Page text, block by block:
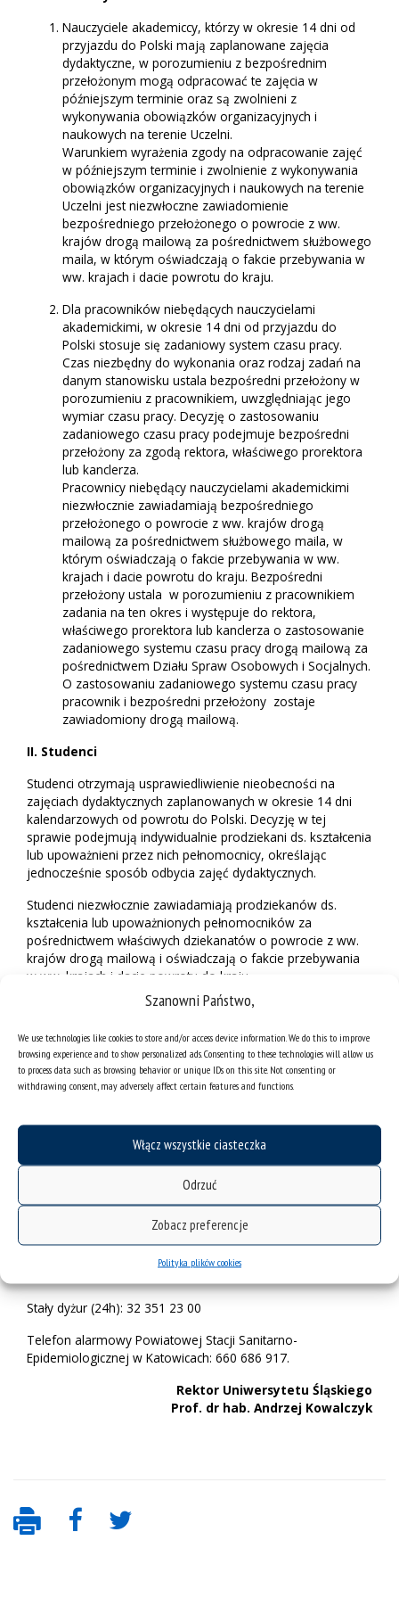
Szanowni Państwo,
We use technologies like cookies to store and/or access device information. We do this to improve
browsing experience and to show personalized ads. Consenting to these technologies will allow us
to process data such as browsing behavior or unique IDs on this site. Not consenting or
withdrawing consent, may adversely affect certain features and functions.
Włącz wszystkie ciasteczka
Odrzuć
Zobacz preferencje
Polityka plików cookies
Nauczyciele akademiccy, którzy w okresie 14 dni od
przyjazdu do Polski mają zaplanowane zajęcia
dydaktyczne, w porozumieniu z bezpośrednim
przełożonym mogą odpracować te zajęcia w
późniejszym terminie oraz są zwolnieni z
wykonywania obowiązków organizacyjnych i
naukowych na terenie Uczelni.
Warunkiem wyrażenia zgody na odpracowanie zajęć
w późniejszym terminie i zwolnienie z wykonywania
obowiązków organizacyjnych i naukowych na terenie
Uczelni jest niezwłoczne zawiadomienie
bezpośredniego przełożonego o powrocie z ww.
krajów drogą mailową za pośrednictwem służbowego
maila, w którym oświadczają o fakcie przebywania w
ww. krajach i dacie powrotu do kraju.
Dla pracowników niebędących nauczycielami
akademickimi, w okresie 14 dni od przyjazdu do
Polski stosuje się zadaniowy system czasu pracy.
Czas niezbędny do wykonania oraz rodzaj zadań na
danym stanowisku ustala bezpośredni przełożony w
porozumieniu z pracownikiem, uwzględniając jego
wymiar czasu pracy. Decyzję o zastosowaniu
zadaniowego czasu pracy podejmuje bezpośredni
przełożony za zgodą rektora, właściwego prorektora
lub kanclerza.
Pracownicy niebędący nauczycielami akademickimi
niezwłocznie zawiadamiają bezpośredniego
przełożonego o powrocie z ww. krajów drogą
mailową za pośrednictwem służbowego maila, w
którym oświadczają o fakcie przebywania w ww.
krajach i dacie powrotu do kraju. Bezpośredni
przełożony ustala w porozumieniu z pracownikiem
zadania na ten okres i występuje do rektora,
właściwego prorektora lub kanclerza o zastosowanie
zadaniowego systemu czasu pracy drogą mailową za
pośrednictwem Działu Spraw Osobowych i Socjalnych.
O zastosowaniu zadaniowego systemu czasu pracy
pracownik i bezpośredni przełożony zostaje
zawiadomiony drogą mailową.
II. Studenci
Studenci otrzymają usprawiedliwienie nieobecności na
zajęciach dydaktycznych zaplanowanych w okresie 14 dni
kalendarzowych od powrotu do Polski. Decyzję w tej
sprawie podejmują indywidualnie prodziekani ds. kształcenia
lub upoważnieni przez nich pełnomocnicy, określając
jednocześnie sposób odbycia zajęć dydaktycznych.
Studenci niezwłocznie zawiadamiają prodziekanów ds.
kształcenia lub upoważnionych pełnomocników za
pośrednictwem właściwych dziekanatów o powrocie z ww.
krajów drogą mailową i oświadczają o fakcie przebywania
w ww. krajach i dacie powrotu do kraju.
Do doktorantów szkół doktorskich stosuje się odpowiednio
zasady jak dla nauczycieli akademickich, z tym, że decyzje w
tym zakresie podejmują dziekani szkół doktorskich.
odpowiednio zasady jak dla studentów, z tym, że decyzje w
tym zakresie podejmują kierownicy studiów doktoranckich.
Całodobowa infolinia NFZ o koronawirusie: 800-190-590.
Infolinia Wojewódzkiej Stacji Sanitarno-Epidemiologicznej w
koronawirusa:www.psse.katowice.pl/infolinia
Stały dyżur (24h): 32 351 23 00
Telefon alarmowy Powiatowej Stacji Sanitarno-
Epidemiologicznej w Katowicach: 660 686 917.
Rektor Uniwersytetu Śląskiego
Prof. dr hab. Andrzej Kowalczyk